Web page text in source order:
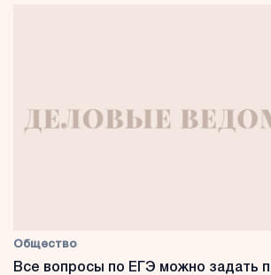
Общество
Все вопросы по ЕГЭ можно задать